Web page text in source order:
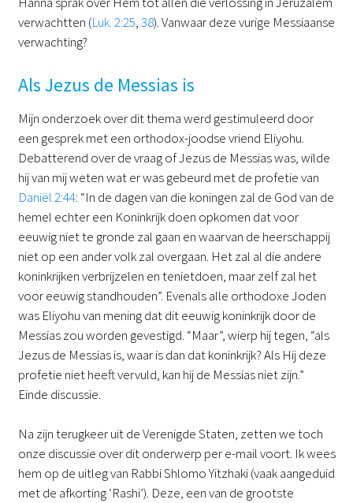
verwachtten (Luk. 2:25,38). Vanwaar deze vurige Messiaanse
verwachting?
Als Jezus de Messias is
Mijn onderzoek over dit thema werd gestimuleerd door
een gesprek met een orthodox-joodse vriend Eliyohu.
Debatterend over de vraag of Jezus de Messias was, wilde
hij van mij weten wat er was gebeurd met de profetie van
Daniël 2:44: “In de dagen van die koningen zal de God van de
hemel echter een Koninkrijk doen opkomen dat voor
eeuwig niet te gronde zal gaan en waarvan de heerschappij
niet op een ander volk zal overgaan. Het zal al die andere
koninkrijken verbrijzelen en tenietdoen, maar zelf zal het
voor eeuwig standhouden”. Evenals alle orthodoxe Joden
was Eliyohu van mening dat dit eeuwig koninkrijk door de
Messias zou worden gevestigd. “Maar”, wierp hij tegen, “als
Jezus de Messias is, waar is dan dat koninkrijk? Als Hij deze
profetie niet heeft vervuld, kan hij de Messias niet zijn.”
Einde discussie.
Na zijn terugkeer uit de Verenigde Staten, zetten we toch
onze discussie over dit onderwerp per e-mail voort. Ik wees
hem op de uitleg van Rabbi Shlomo Yitzhaki (vaak aangeduid
met de afkorting ‘Rashi’). Deze, een van de grootste